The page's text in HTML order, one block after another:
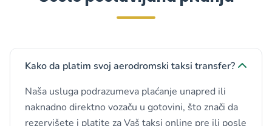
Kako da platim svoj aerodromski taksi transfer?
Naša usluga podrazumeva plaćanje unapred ili
naknadno direktno vozaču u gotovini, što znači da
rezervišete i platite za Vaš taksi online pre ili posle